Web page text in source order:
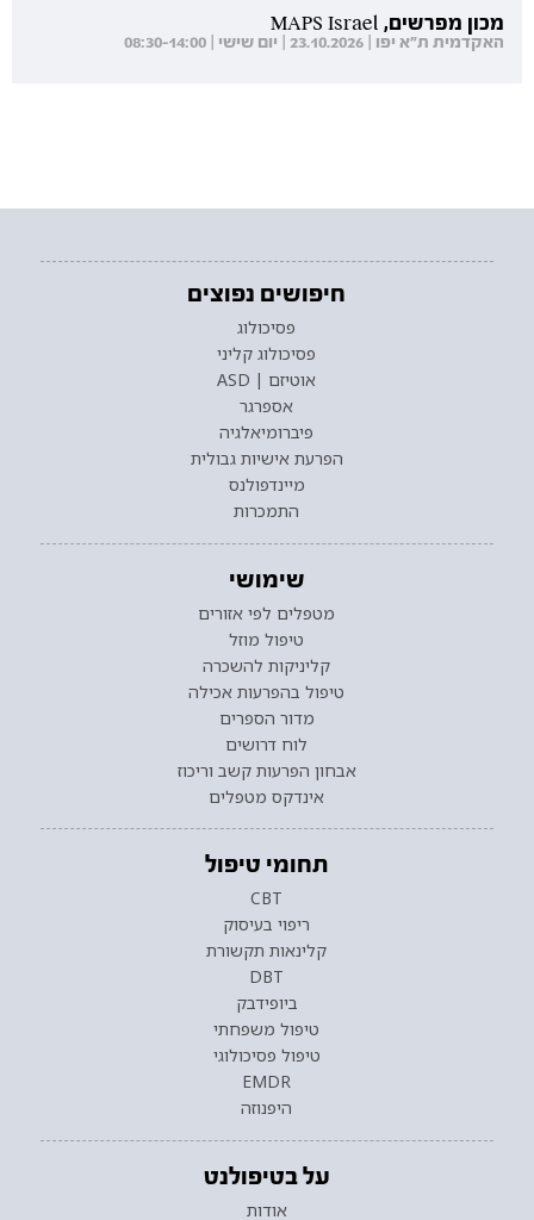
מכון מפרשים, MAPS Israel
האקדמית ת"א יפו | 23.10.2026 | יום שישי | 08:30-14:00
חיפושים נפוצים
פסיכולוג
פסיכולוג קליני
אוטיזם | ASD
אספרגר
פיברומיאלגיה
הפרעת אישיות גבולית
מיינדפולנס
התמכרות
שימושי
מטפלים לפי אזורים
טיפול מוזל
קליניקות להשכרה
טיפול בהפרעות אכילה
מדור הספרים
לוח דרושים
אבחון הפרעות קשב וריכוז
אינדקס מטפלים
תחומי טיפול
CBT
ריפוי בעיסוק
קלינאות תקשורת
DBT
ביופידבק
טיפול משפחתי
טיפול פסיכולוגי
EMDR
היפנוזה
על בטיפולנט
אודות